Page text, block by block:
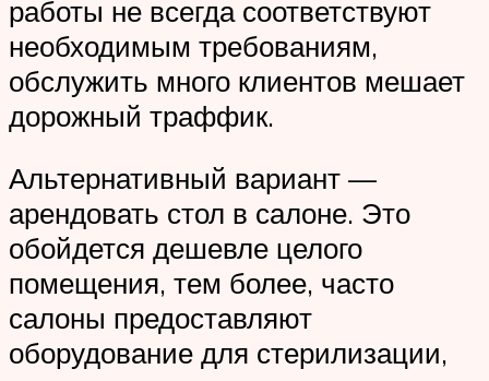
работы не всегда соответствуют
необходимым требованиям,
обслужить много клиентов мешает
дорожный траффик.
Альтернативный вариант —
арендовать стол в салоне. Это
обойдется дешевле целого
помещения, тем более, часто
салоны предоставляют
оборудование для стерилизации,